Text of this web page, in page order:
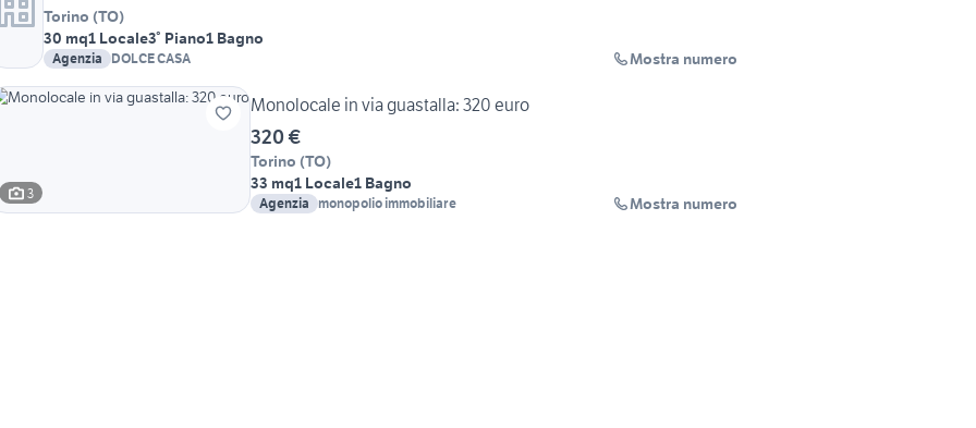
Torino (TO)
30 mq1 Locale3° Piano1 Bagno
Agenzia DOLCE CASA Mostra numero
3
Monolocale in via guastalla: 320 euro
320 €
Torino (TO)
33 mq1 Locale1 Bagno
Agenzia monopolio immobiliare Mostra numero